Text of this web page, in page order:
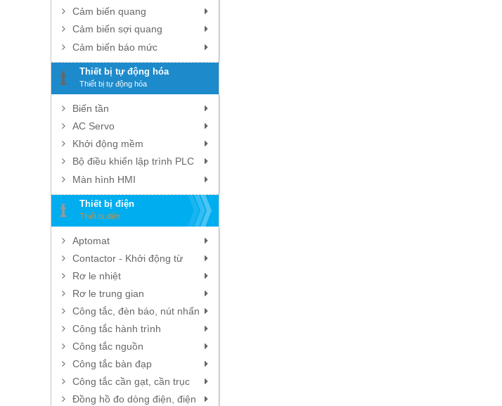
Cảm biến quang
Cảm biến sợi quang
Cảm biến báo mức
Thiết bị tự động hóa
Thiết bị tự động hóa
Biến tần
AC Servo
Khởi động mềm
Bộ điều khiển lập trình PLC
Màn hình HMI
Thiết bị điện
Thiết bị điện
Aptomat
Contactor - Khởi động từ
Rơ le nhiệt
Rơ le trung gian
Công tắc, đèn báo, nút nhấn
Công tắc hành trình
Công tắc nguồn
Công tắc bàn đạp
Công tắc cần gạt, cần trục
Đồng hồ đo dòng điện, điện